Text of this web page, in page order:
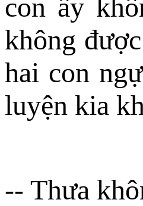
con ấy
không
hai con
luyện kia
-- Thưa